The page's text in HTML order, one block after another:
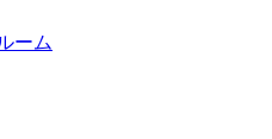
ーム